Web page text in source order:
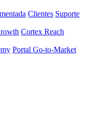
Clientes Suporte
Cortex Reach
Portal Go-to-Market